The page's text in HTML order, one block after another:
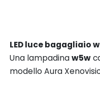
LED luce bagagliaio
Una lampadinaw5w
modello Aura